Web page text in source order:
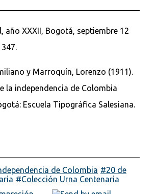
año XXXII, Bogotá, septiembre 12
y Marroquín, Lorenzo (1911).
la independencia de Colombia
Escuela Tipográfica Salesiana.
de Colombia
20 de
Colección Urna Centenaria